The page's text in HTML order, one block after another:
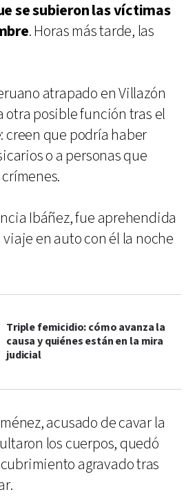
se subieron las víctimas
. Horas más tarde, las
atrapado en Villazón
posible función tras el
creen que podría haber
o a personas que
Ibáñez, fue aprehendida
en auto con él la noche
Triple femicidio: cómo avanza la
causa y quiénes están en la mira
judicial
acusado de cavar la
los cuerpos, quedó
agravado tras